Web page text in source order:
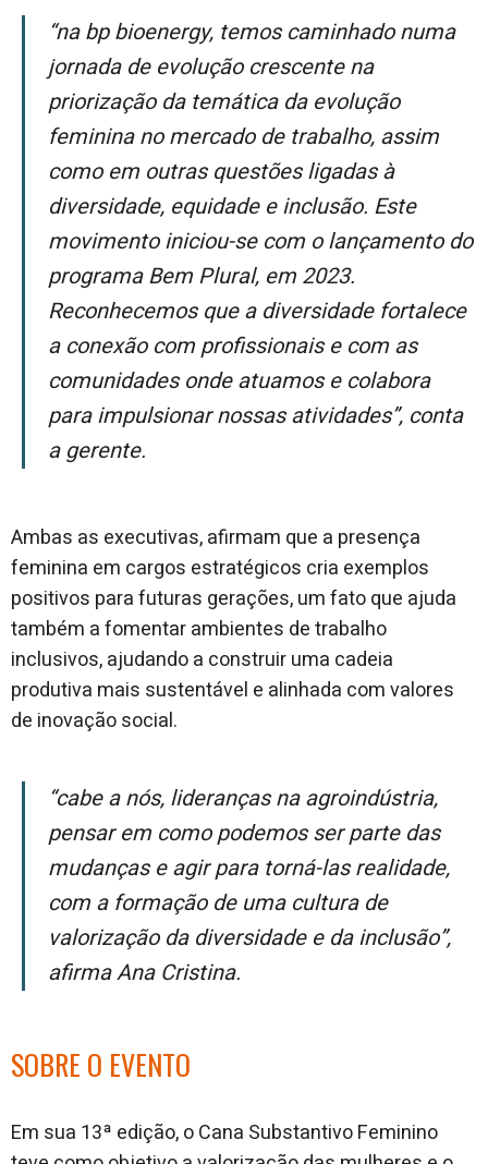
“Na bp bioenergy, temos caminhado numa
jornada de evolução crescente na
priorização da temática da evolução
feminina no mercado de trabalho, assim
como em outras questões ligadas à
diversidade, equidade e inclusão. Este
movimento iniciou-se com o lançamento do
programa Bem Plural, em 2023.
Reconhecemos que a diversidade fortalece
a conexão com profissionais e com as
comunidades onde atuamos e colabora
para impulsionar nossas atividades”, conta
a gerente.
Ambas as executivas, afirmam que a presença
feminina em cargos estratégicos cria exemplos
positivos para futuras gerações, um fato que ajuda
também a fomentar ambientes de trabalho
inclusivos, ajudando a construir uma cadeia
produtiva mais sustentável e alinhada com valores
de inovação social.
“Cabe a nós, lideranças na agroindústria,
pensar em como podemos ser parte das
mudanças e agir para torná-las realidade,
com a formação de uma cultura de
valorização da diversidade e da inclusão”,
afirma Ana Cristina.
SOBRE O EVENTO
Em sua 13ª edição, o Cana Substantivo Feminino